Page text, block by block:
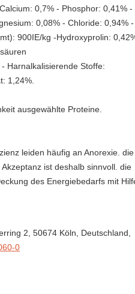
0,7% - Phosphor: 0,41% -
0,08% - Chloride: 0,94% -
900IE/kg -Hydroxyprolin:
Harnalkalisierende Stoffe:
1,24%.
ausgewählte Proteine.
leiden häufig an Anorexie. die
ist deshalb sinnvoll. die
des Energiebedarfs mit
2 , 50674 Köln, Deutschland
0